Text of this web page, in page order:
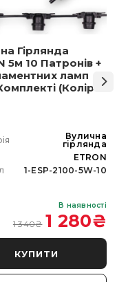
Гірлянда
5м 10 Патронів +
ламп
(Колір
Вулична
гірлянда
ETRON
1-ESP-2100-5W-10
В наявності
1 340₴ 1 280₴
КУПИТИ